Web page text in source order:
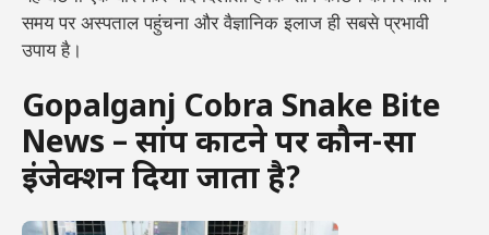
समय पर अस्पताल पहुंचना और वैज्ञानिक इलाज ही सबसे प्रभावी
उपाय है।
Gopalganj Cobra Snake Bite
News – सांप काटने पर कौन-सा
इंजेक्शन दिया जाता है?